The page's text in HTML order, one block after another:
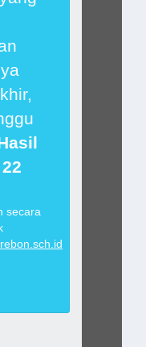
22
secara